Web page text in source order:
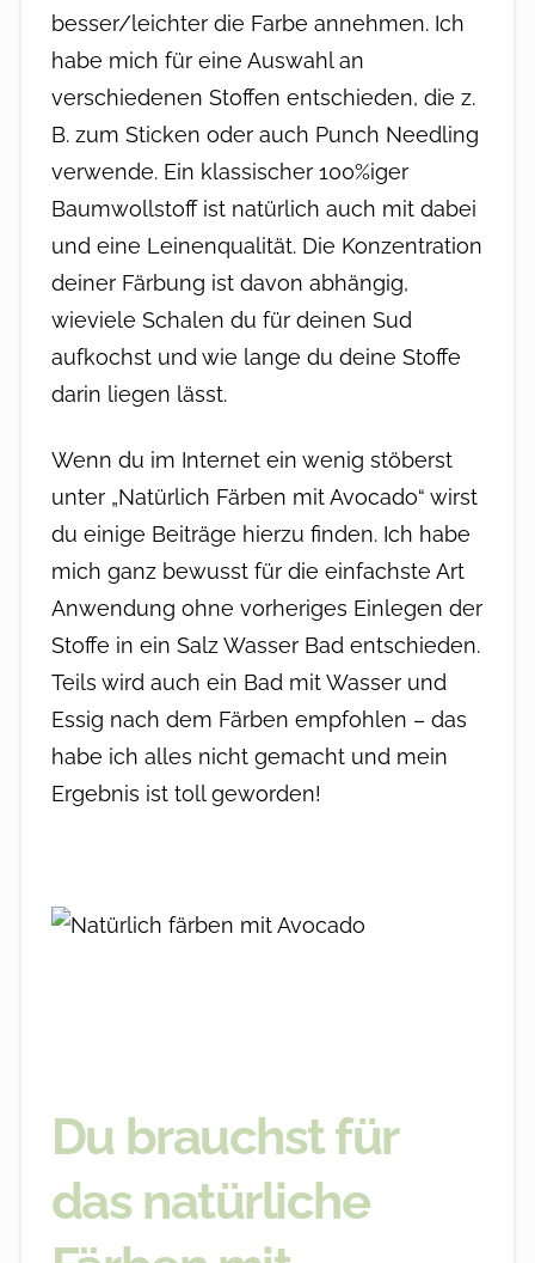
besser/leichter die Farbe annehmen. Ich
habe mich für eine Auswahl an
verschiedenen Stoffen entschieden, die z.
B. zum Sticken oder auch Punch Needling
verwende. Ein klassischer 100%iger
Baumwollstoff ist natürlich auch mit dabei
und eine Leinenqualität. Die Konzentration
deiner Färbung ist davon abhängig,
wieviele Schalen du für deinen Sud
aufkochst und wie lange du deine Stoffe
darin liegen lässt.
Wenn du im Internet ein wenig stöberst
unter „Natürlich Färben mit Avocado“ wirst
du einige Beiträge hierzu finden. Ich habe
mich ganz bewusst für die einfachste Art
Anwendung ohne vorheriges Einlegen der
Stoffe in ein Salz Wasser Bad entschieden.
Teils wird auch ein Bad mit Wasser und
Essig nach dem Färben empfohlen – das
habe ich alles nicht gemacht und mein
Ergebnis ist toll geworden!
Du brauchst für
das natürliche